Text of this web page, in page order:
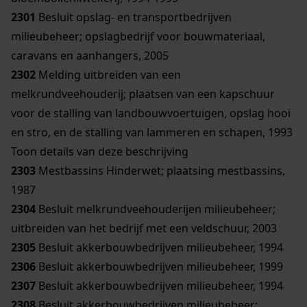
2301 Besluit opslag- en transportbedrijven
milieubeheer; opslagbedrijf voor bouwmateriaal,
caravans en aanhangers, 2005
2302 Melding uitbreiden van een
melkrundveehouderij; plaatsen van een kapschuur
voor de stalling van landbouwvoertuigen, opslag hooi
en stro, en de stalling van lammeren en schapen, 1993
Toon details van deze beschrijving
2303 Mestbassins Hinderwet; plaatsing mestbassins,
1987
2304 Besluit melkrundveehouderijen milieubeheer;
uitbreiden van het bedrijf met een veldschuur, 2003
2305 Besluit akkerbouwbedrijven milieubeheer, 1994
2306 Besluit akkerbouwbedrijven milieubeheer, 1999
2307 Besluit akkerbouwbedrijven milieubeheer, 1994